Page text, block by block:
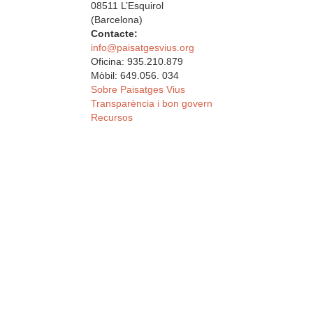
08511 L’Esquirol
(Barcelona)
Contacte:
info@paisatgesvius.org
Oficina: 935.210.879
Mòbil: 649.056. 034
Sobre Paisatges Vius
Transparència i bon govern
Recursos